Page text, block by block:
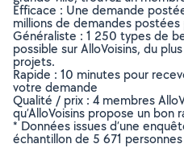
Efficace : Une demande
millions de demandes postées
Généraliste : 1 250 types de
possible sur AlloVoisins, du
projets.
Rapide : 10 minutes pour
votre demande
Qualité / prix : 4 membres
qu’AlloVoisins propose un
* Données issues d’une
échantillon de 5 671